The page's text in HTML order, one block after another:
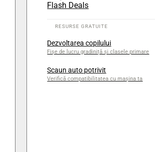
Flash Deals
Dezvoltarea copilului
Fișe de lucru gradiniță și clasele primare
Scaun auto potrivit
Verifică compatibilitatea cu mașina ta